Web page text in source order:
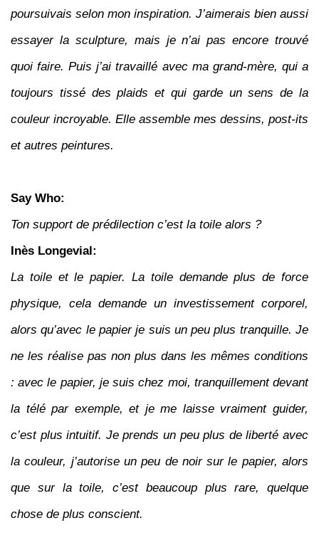
poursuivais selon mon inspiration. J’aimerais bien aussi
essayer la sculpture, mais je n’ai pas encore trouvé
quoi faire. Puis j’ai travaillé avec ma grand-mère, qui a
toujours tissé des plaids et qui garde un sens de la
couleur incroyable. Elle assemble mes dessins, post-its
et autres peintures.
Say Who:
Ton support de prédilection c’est la toile alors ?
Inès Longevial:
La toile et le papier. La toile demande plus de force
physique, cela demande un investissement corporel,
alors qu’avec le papier je suis un peu plus tranquille. Je
ne les réalise pas non plus dans les mêmes conditions
: avec le papier, je suis chez moi, tranquillement devant
la télé par exemple, et je me laisse vraiment guider,
c’est plus intuitif. Je prends un peu plus de liberté avec
la couleur, j’autorise un peu de noir sur le papier, alors
que sur la toile, c’est beaucoup plus rare, quelque
chose de plus conscient.